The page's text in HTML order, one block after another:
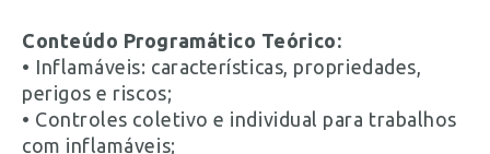
Conteúdo Programático Teórico:
• Inflamáveis: características, propriedades,
perigos e riscos;
• Controles coletivo e individual para trabalhos
com inflamáveis;